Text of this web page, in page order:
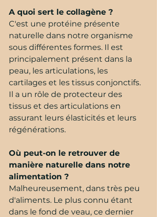
A quoi sert le collagène ?
C'est une protéine présente
naturelle dans notre organisme
sous différentes formes. Il est
principalement présent dans la
peau, les articulations, les
cartilages et les tissus conjonctifs.
Il a un rôle de protecteur des
tissus et des articulations en
assurant leurs élasticités et leurs
régénérations.
Où peut-on le retrouver de
manière naturelle dans notre
alimentation ?
Malheureusement, dans très peu
d'aliments. Le plus connu étant
dans le fond de veau, ce dernier